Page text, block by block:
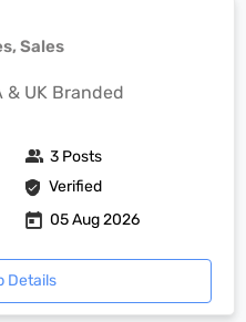
Sales
UK Branded
Verified
3 Posts
05 Aug 2026
Details